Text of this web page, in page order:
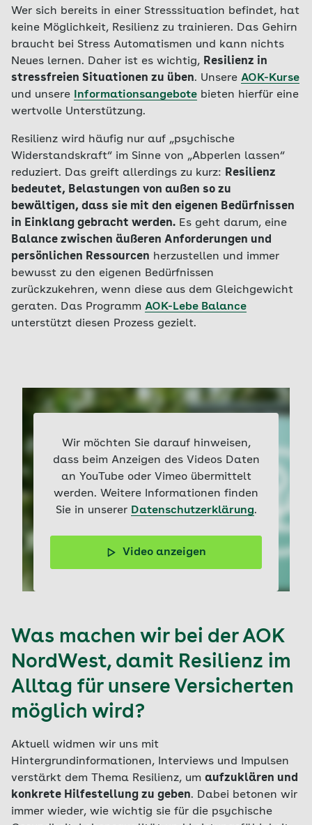
Wer sich bereits in einer Stresssituation befindet, hat
keine Möglichkeit, Resilienz zu trainieren. Das Gehirn
braucht bei Stress Automatismen und kann nichts
Neues lernen. Daher ist es wichtig, Resilienz in
stressfreien Situationen zu üben. Unsere AOK-Kurse
und unsere
Informationsangebote bieten hierfür eine
wertvolle Unterstützung.
Resilienz wird häufig nur auf „psychische
Widerstandskraft“ im Sinne von „Abperlen lassen“
reduziert. Das greift allerdings zu kurz: Resilienz
bedeutet, Belastungen von außen so zu
bewältigen, dass sie mit den eigenen Bedürfnissen
in Einklang gebracht werden. Es geht darum, eine
Balance zwischen äußeren Anforderungen und
persönlichen Ressourcen herzustellen und immer
bewusst zu den eigenen Bedürfnissen
zurückzukehren, wenn diese aus dem Gleichgewicht
geraten. Das Programm AOK-Lebe Balance
unterstützt diesen Prozess gezielt.
Wir möchten Sie darauf hinweisen,
dass beim Anzeigen des Videos Daten
an YouTube oder Vimeo übermittelt
werden. Weitere Informationen finden
Sie in unserer Datenschutzerklärung.
Video anzeigen
Auch in schwierigen Zeiten ist es wichtig, stark zu
bleiben und eine positive Einstellung beizubehalten.
Was machen wir bei der AOK
NordWest, damit Resilienz im
Alltag für unsere Versicherten
möglich wird?
Aktuell widmen wir uns mit
Hintergrundinformationen, Interviews und Impulsen
verstärkt dem Thema Resilienz, um aufzuklären und
konkrete Hilfestellung zu geben. Dabei betonen wir
immer wieder, wie wichtig sie für die psychische